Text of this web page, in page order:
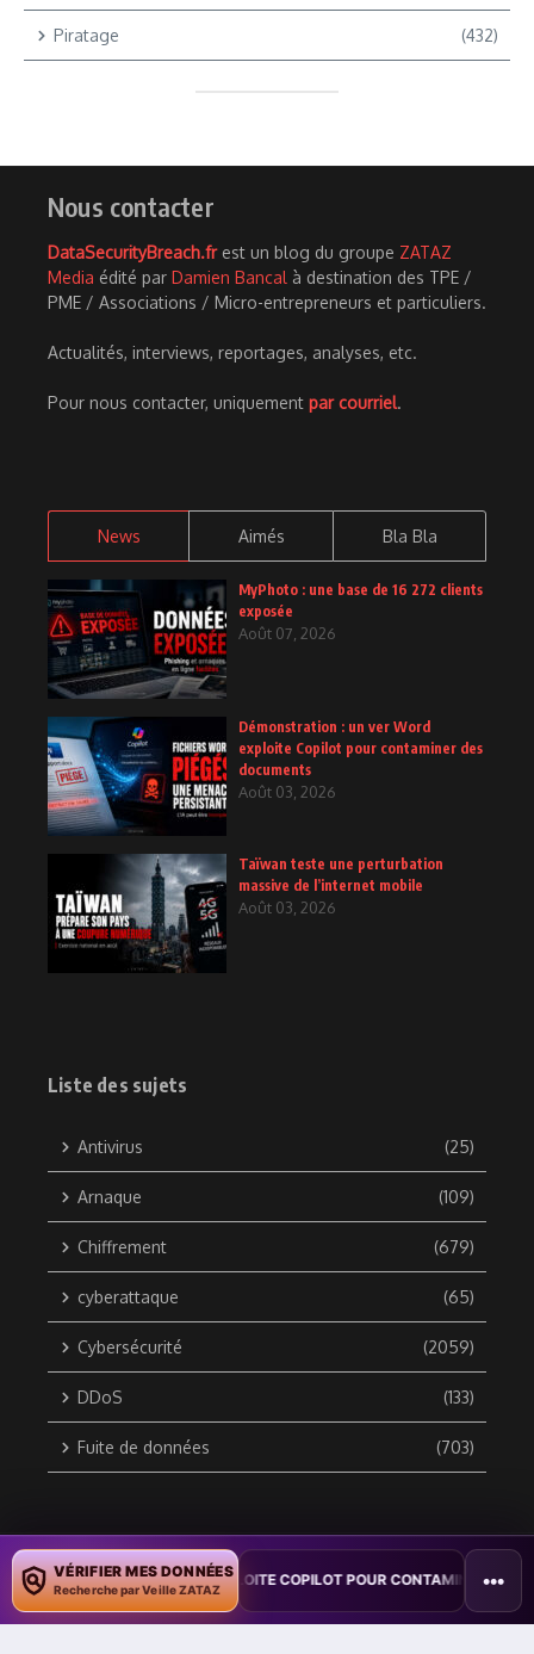
Piratage (432)
Nous contacter
DataSecurityBreach.frest un blog du groupe ZATAZ
Media édité par Damien Bancal à destination des TPE /
PME / Associations / Micro-entrepreneurs et particuliers.
Actualités, interviews, reportages, analyses, etc.
Pour nous contacter, uniquement par courriel.
News Aimés Bla Bla
MyPhoto : une base de 16 272 clients
exposée
Août 07, 2026
Démonstration : un ver Word
exploite Copilot pour contaminer des
documents
Août 03, 2026
Taïwan teste une perturbation
massive de l’internet mobile
Août 03, 2026
Liste des sujets
Antivirus (25)
Arnaque (109)
Chiffrement (679)
cyberattaque (65)
Cybersécurité (2059)
DDoS (133)
Fuite de données (703)
Copyright © 2010 / 2026 DATA SECURITY BREACH - Groupe
ZATAZ Média
VÉRIFIER MES DONNÉES
Recherche par Veille ZATAZ
VER WORD EXPLOITE COPILOT POUR CONTAMINER DES DOCUMENTS
•••